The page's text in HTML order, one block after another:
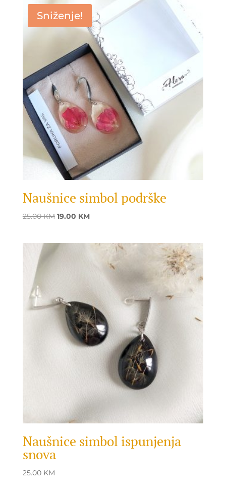
Sniženje!
Naušnice simbol podrške
25.00KM Original
25.00 KM.
19.00 KMCurrent
19.00 KM.
Naušnice simbol ispunjenja
snova
25.00 KM